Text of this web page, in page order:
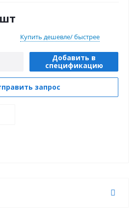
Купить дешевле/ быстрее
Добавить в
спецификацию
запрос